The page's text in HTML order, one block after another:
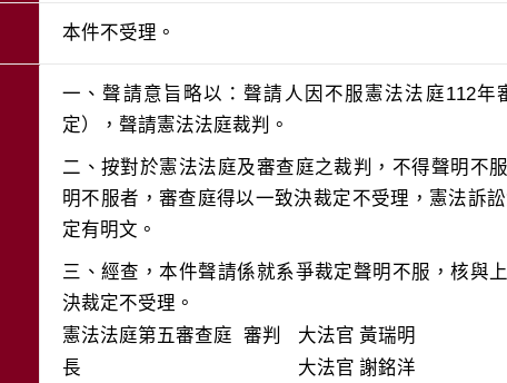
本件不受理。
一、聲請意旨略以：聲請人因不服憲法法庭112年
二、按對於憲法法庭及審查庭之裁判，不得聲明不
明不服者，審查庭得以一致決裁定不受理，憲法訴
三、經查，本件聲請係就系爭裁定聲明不服，核與
決裁定不受理。
憲法法庭第五審查庭 審判
長
大法官 黃瑞明
大法官 謝銘洋